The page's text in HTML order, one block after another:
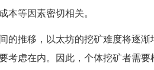
本等因素密切相关。
的推移，以太坊的挖矿难度将逐
考虑在内。因此，个体挖矿者需要